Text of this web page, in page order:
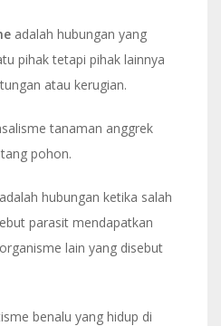
adalah hubungan yang
pihak tetapi pihak lainnya
atau kerugian.
tanaman anggrek
pohon.
adalah hubungan ketika salah
parasit mendapatkan
lain yang disebut
benalu yang hidup di